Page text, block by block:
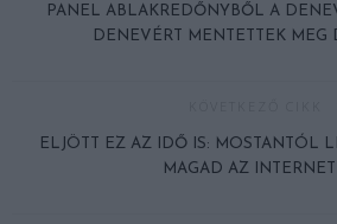
PANEL ABLAKREDŐNYBŐL A
DENEVÉRT MENTETTEK MEG
ELJÖTT EZ AZ IDŐ IS: MOSTANTÓL
MAGAD AZ